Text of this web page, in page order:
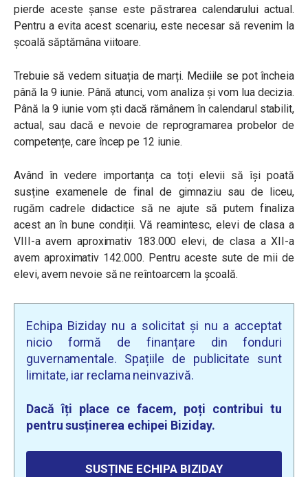
pierde aceste șanse este păstrarea calendarului actual.
Pentru a evita acest scenariu, este necesar să revenim la
școală săptămâna viitoare.
Trebuie să vedem situația de marți. Mediile se pot încheia
până la 9 iunie. Până atunci, vom analiza și vom lua decizia.
Până la 9 iunie vom ști dacă rămânem în calendarul stabilit,
actual, sau dacă e nevoie de reprogramarea probelor de
competențe, care încep pe 12 iunie.
Având în vedere importanța ca toți elevii să își poată
susține examenele de final de gimnaziu sau de liceu,
rugăm cadrele didactice să ne ajute să putem finaliza
acest an în bune condiții. Vă reamintesc, elevi de clasa a
VIII-a avem aproximativ 183.000 elevi, de clasa a XII-a
avem aproximativ 142.000. Pentru aceste sute de mii de
elevi, avem nevoie să ne reîntoarcem la școală.
Echipa Biziday nu a solicitat și nu a acceptat
nicio formă de finanțare din fonduri
guvernamentale. Spațiile de publicitate sunt
limitate, iar reclama neinvazivă.
Dacă îți place ce facem, poți contribui tu
pentru susținerea echipei Biziday.
SUSȚINE ECHIPA BIZIDAY